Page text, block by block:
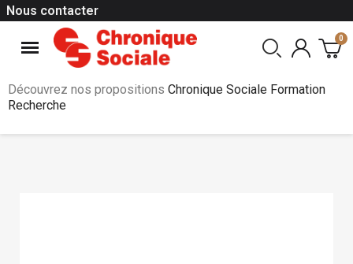
Nous contacter
Découvrez nos propositions Chronique Sociale Formation
Recherche